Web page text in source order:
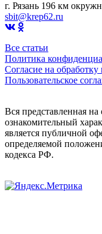
г. Рязань 196 км
sbit@krep62.ru
Все статьи
Политика
Согласие на
Пользовательское
Вся представленная
ознакомительный
является публичной
определяемой
кодекса РФ.